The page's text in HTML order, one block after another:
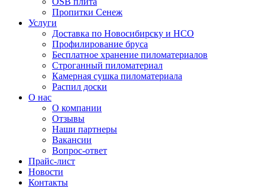
Пропитки Сенеж
Услуги
Доставка по Новосибирску и НСО
Профилирование бруса
Бесплатное хранение пиломатериалов
Строганный пиломатериал
Камерная сушка пиломатериала
Распил доски
О нас
О компании
Отзывы
Наши партнеры
Вакансии
Вопрос-ответ
Прайс-лист
Новости
Контакты